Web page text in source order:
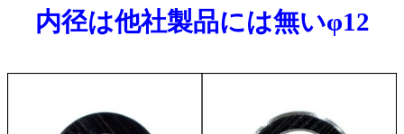
内径は他社製品には無いφ12